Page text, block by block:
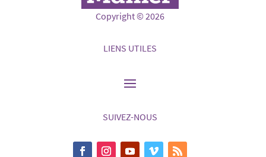
Copyright © 2026
LIENS UTILES
SUIVEZ-NOUS